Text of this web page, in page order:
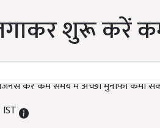
शुरू करें
कर कम समय में अच्छा मुनाफा कमा